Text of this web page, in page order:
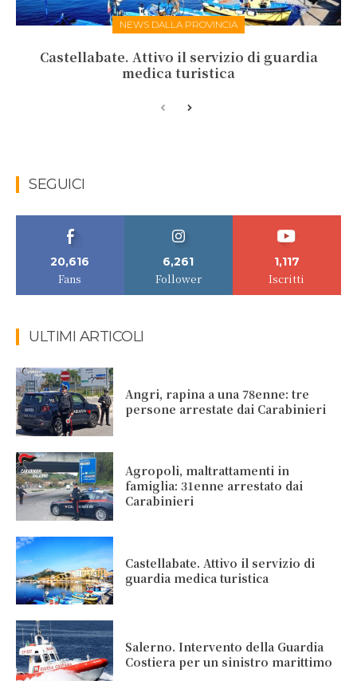
NEWS DALLA PROVINCIA
Castellabate. Attivo il servizio di guardia
medica turistica
SEGUICI
20,616
Fans
6,261
Follower
1,117
Iscritti
ULTIMI ARTICOLI
Angri, rapina a una 78enne: tre
persone arrestate dai Carabinieri
Agropoli, maltrattamenti in
famiglia: 31enne arrestato dai
Carabinieri
Castellabate. Attivo il servizio di
guardia medica turistica
Salerno. Intervento della Guardia
Costiera per un sinistro marittimo